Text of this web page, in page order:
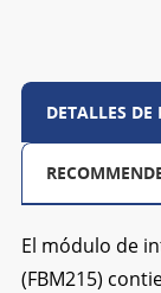
DETALLES DE
El módulo de
(FBM215)